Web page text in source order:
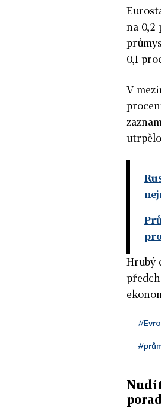
na 0,2
0,1
V
Hrubý